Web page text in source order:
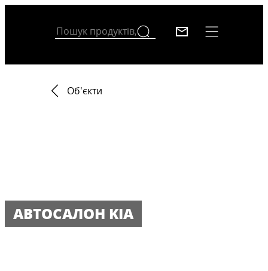
Об'єкти
АВТОСАЛОН KIA